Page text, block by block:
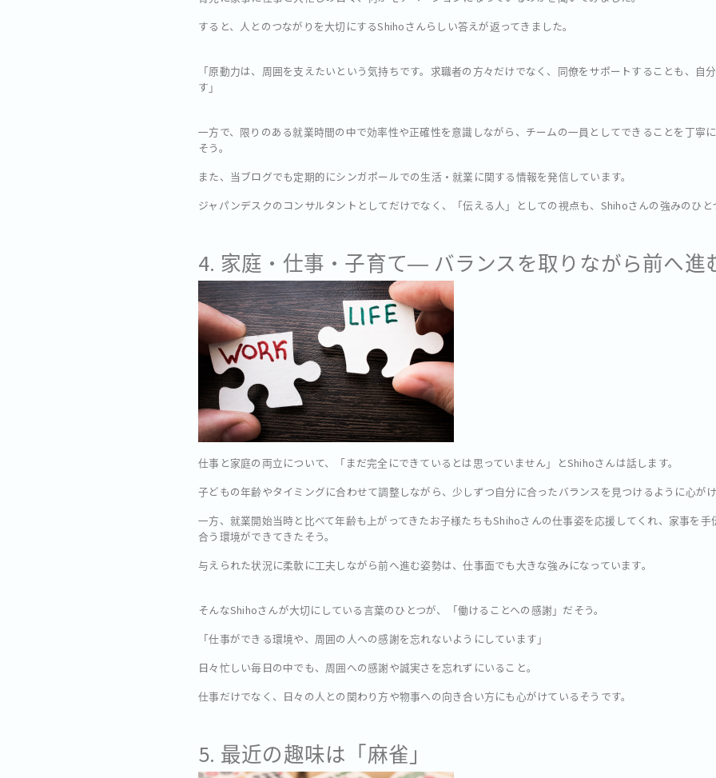
すると、人とのつながりを大切にするShihoさんらしい答えが返ってきました。
「原動力は、周囲を支えたいという気持ちです。求職者の方々だけでなく、同僚をサポートすることも、自
す」
一方で、限りのある就業時間の中で効率性や正確性を意識しながら、チームの一員としてできることを丁寧
そう。
また、当ブログでも定期的にシンガポールでの生活・就業に関する情報を発信しています。
ジャパンデスクのコンサルタントとしてだけでなく、「伝える人」としての視点も、Shihoさんの強みのひと
4. 家庭・仕事・子育て― バランスを取りながら前へ進
仕事と家庭の両立について、「まだ完全にできているとは思っていません」とShihoさんは話します。
子どもの年齢やタイミングに合わせて調整しながら、少しずつ自分に合ったバランスを見つけるように心がけ
一方、就業開始当時と比べて年齢も上がってきたお子様たちもShihoさんの仕事姿を応援してくれ、家事を手
合う環境ができてきたそう。
与えられた状況に柔軟に工夫しながら前へ進む姿勢は、仕事面でも大きな強みになっています。
そんなShihoさんが大切にしている言葉のひとつが、「働けることへの感謝」だそう。
「仕事ができる環境や、周囲の人への感謝を忘れないようにしています」
日々忙しい毎日の中でも、周囲への感謝や誠実さを忘れずにいること。
仕事だけでなく、日々の人との関わり方や物事への向き合い方にも心がけているそうです。
5. 最近の趣味は「麻雀」